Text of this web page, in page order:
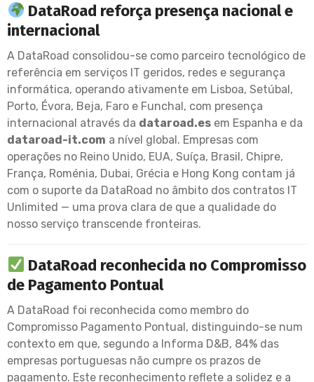
DataRoad reforça presença nacional e
internacional
A DataRoad consolidou-se como parceiro tecnológico de
referência em serviços IT geridos, redes e segurança
informática, operando ativamente em Lisboa, Setúbal,
Porto, Évora, Beja, Faro e Funchal, com presença
internacional através da dataroad.es em Espanha e da
dataroad-it.com a nível global. Empresas com
operações no Reino Unido, EUA, Suíça, Brasil, Chipre,
França, Roménia, Dubai, Grécia e Hong Kong contam já
com o suporte da DataRoad no âmbito dos contratos IT
Unlimited — uma prova clara de que a qualidade do
nosso serviço transcende fronteiras.
DataRoad reconhecida no Compromisso
de Pagamento Pontual
A DataRoad foi reconhecida como membro do
Compromisso Pagamento Pontual, distinguindo-se num
contexto em que, segundo a Informa D&B, 84% das
empresas portuguesas não cumpre os prazos de
pagamento. Este reconhecimento reflete a solidez e a